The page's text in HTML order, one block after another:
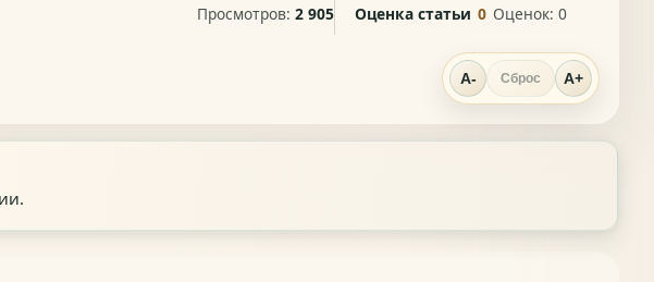
A- Сброс A+
Просмотров:2 905 Оценка статьи 0 Оценок: 0